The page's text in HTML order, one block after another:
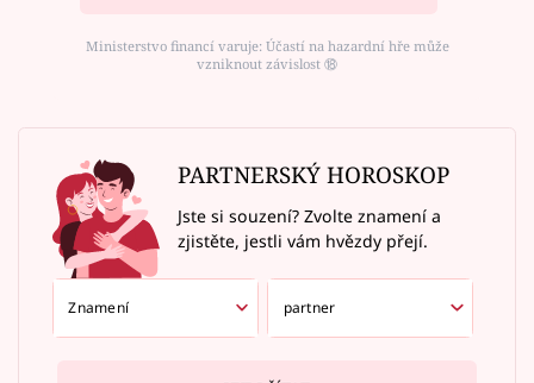
Ministerstvo financí varuje: Účastí na hazardní hře může
vzniknout závislost ⑱
PARTNERSKÝ HOROSKOP
Jste si souzení? Zvolte znamení a
zjistěte, jestli vám hvězdy přejí.